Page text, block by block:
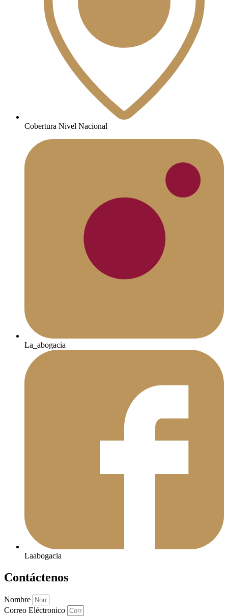
Cobertura Nivel Nacional
La_abogacia
Laabogacia
Contáctenos
Nombre
Correo Eléctronico